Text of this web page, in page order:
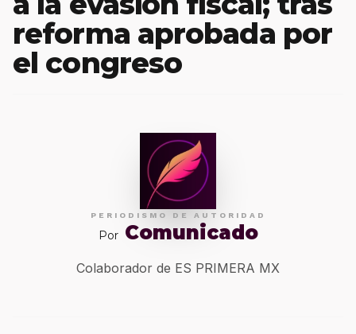
reforma aprobada por
el congreso
PERIODISMO DE AUTORIDAD
Por Comunicado
Colaborador de ES PRIMERA MX